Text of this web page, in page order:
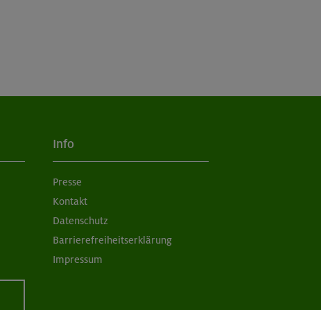
Info
Presse
Kontakt
Datenschutz
Barrierefreiheitserklärung
Impressum